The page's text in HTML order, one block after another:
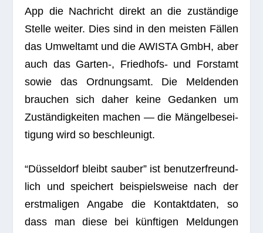
App die Nach­richt direkt an die zustän­dige
Stelle wei­ter. Dies sind in den meis­ten Fäl­len
das Umwelt­amt und die AWISTA GmbH, aber
auch das Garten‑, Fried­hofs- und Forst­amt
sowie das Ord­nungs­amt. Die Mel­den­den
brau­chen sich daher keine Gedan­ken um
Zustän­dig­kei­ten machen — die Män­gel­be­sei­
ti­gung wird so beschleunigt.
“Düs­sel­dorf bleibt sau­ber” ist benut­zer­freund­
lich und spei­chert bei­spiels­weise nach der
erst­ma­li­gen Angabe die Kon­takt­da­ten, so
dass man diese bei künf­ti­gen Mel­dun­gen